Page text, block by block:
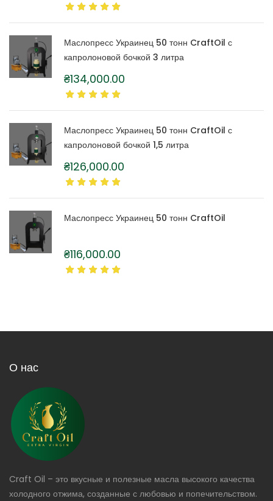
Маслопресс Украинец 50 тонн CraftOil с
капролоновой бочкой 3 литра
₴134,000.00
Маслопресс Украинец 50 тонн CraftOil с
капролоновой бочкой 1,5 литра
₴126,000.00
Маслопресс Украинец 50 тонн CraftOil
₴116,000.00
О нас
Craft Oil – это вкусные и полезные масла высокого качества
холодного отжима, созданные с любовью и попечительством.